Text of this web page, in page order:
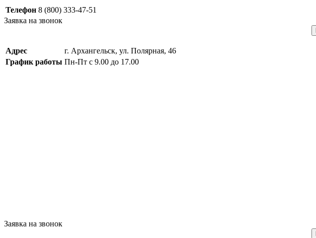
Телефон 8 (800) 333-47-51
Заявка на звонок
Адрес
г. Архангельск, ул. Полярная, 46
График работы Пн-Пт с 9.00 до 17.00
Заявка на звонок